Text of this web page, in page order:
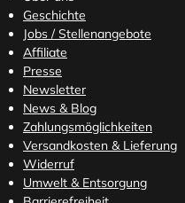
Geschichte
Jobs / Stellenangebote
Affiliate
Presse
Newsletter
News & Blog
Zahlungsmöglichkeiten
Versandkosten & Lieferung
Widerruf
Umwelt & Entsorgung